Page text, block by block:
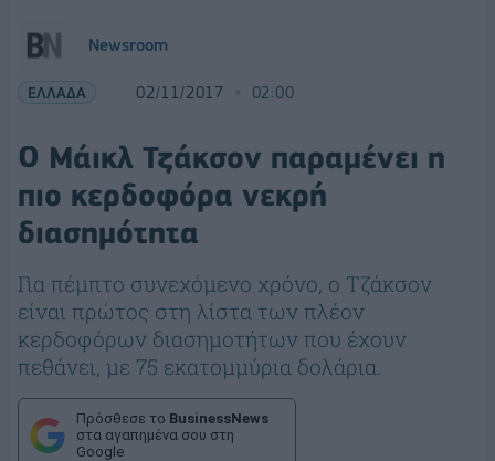
Newsroom
ΕΛΛΑΔΑ 02/11/2017 02:00
Ο Μάικλ Τζάκσον παραμένει η
πιο κερδοφόρα νεκρή
διασημότητα
Για πέμπτο συνεχόμενο χρόνο, ο Τζάκσον
είναι πρώτος στη λίστα των πλέον
κερδοφόρων διασημοτήτων που έχουν
πεθάνει, με 75 εκατομμύρια δολάρια.
Πρόσθεσε το BusinessNews
στα αγαπημένα σου στη
Google